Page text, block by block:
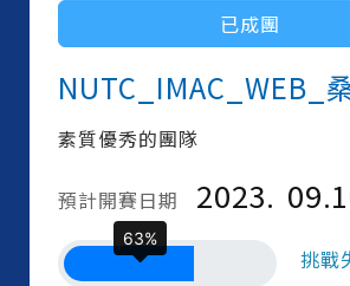
已成團
NUTC_IMAC_WEB_
素質優秀的團隊
預計開賽日期 2023.
挑戰
63%